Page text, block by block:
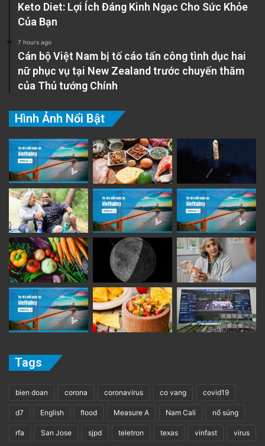
Keto Diet: Lợi Ích Đáng Kinh Ngạc Cho Sức Khỏe
Của Bạn
7 hours ago
Cán bộ Việt Nam bị tố cáo tấn công tình dục hai
nữ phục vụ tại New Zealand trước chuyến thăm
của Thủ tướng Chính
Hình Ảnh Nổi Bật
Tags
bien doan corona coronavirus co vang covid19
d7 English flood Measure A Nam Cali nổ súng
rfa San Jose sjpd teletron texas vinfast virus